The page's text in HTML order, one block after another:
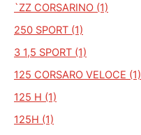
`ZZ CORSARINO (1)
250 SPORT (1)
3 1,5 SPORT (1)
125 CORSARO VELOCE (1)
125 H (1)
125H (1)